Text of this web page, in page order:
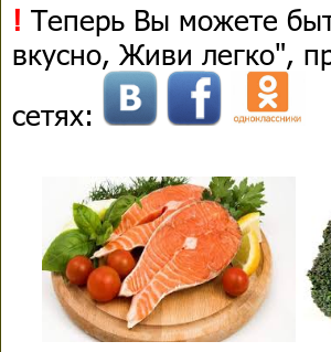
! Теперь Вы можете
вкусно, Живи легко",
сетях: